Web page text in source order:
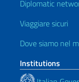
Diplomatic
Viaggiare sicuri
Dove siamo nel
Institutions